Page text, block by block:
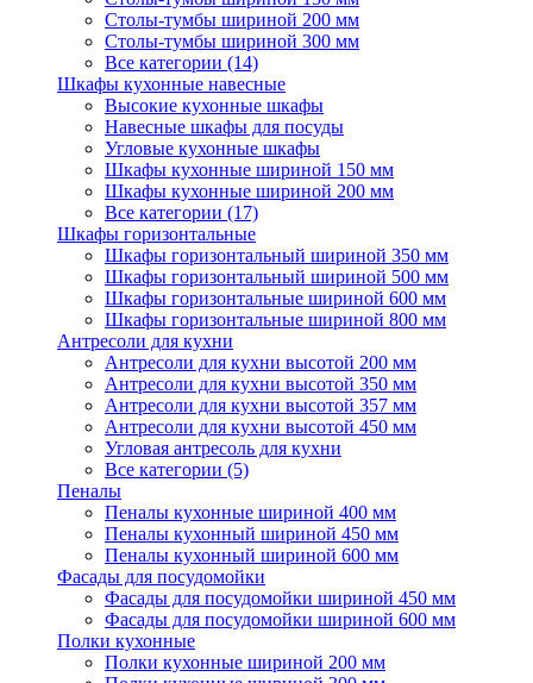
Столы-тумбы шириной 200 мм
Столы-тумбы шириной 300 мм
Все категории (14)
Шкафы кухонные навесные
Высокие кухонные шкафы
Навесные шкафы для посуды
Угловые кухонные шкафы
Шкафы кухонные шириной 150 мм
Шкафы кухонные шириной 200 мм
Все категории (17)
Шкафы горизонтальные
Шкафы горизонтальный шириной 350 мм
Шкафы горизонтальный шириной 500 мм
Шкафы горизонтальные шириной 600 мм
Шкафы горизонтальные шириной 800 мм
Антресоли для кухни
Антресоли для кухни высотой 200 мм
Антресоли для кухни высотой 350 мм
Антресоли для кухни высотой 357 мм
Антресоли для кухни высотой 450 мм
Угловая антресоль для кухни
Все категории (5)
Пеналы
Пеналы кухонные шириной 400 мм
Пеналы кухонный шириной 450 мм
Пеналы кухонный шириной 600 мм
Фасады для посудомойки
Фасады для посудомойки шириной 450 мм
Фасады для посудомойки шириной 600 мм
Полки кухонные
Полки кухонные шириной 200 мм